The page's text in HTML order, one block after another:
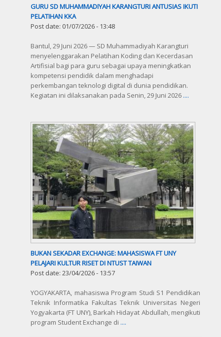
GURU SD MUHAMMADIYAH KARANGTURI ANTUSIAS IKUTI
PELATIHAN KKA
Post date: 01/07/2026 - 13:48
Bantul, 29 Juni 2026 — SD Muhammadiyah Karangturi
menyelenggarakan Pelatihan Koding dan Kecerdasan
Artifisial bagi para guru sebagai upaya meningkatkan
kompetensi pendidik dalam menghadapi
perkembangan teknologi digital di dunia pendidikan.
Kegiatan ini dilaksanakan pada Senin, 29 Juni 2026 ....
BUKAN SEKADAR EXCHANGE: MAHASISWA FT UNY
PELAJARI KULTUR RISET DI NTUST TAIWAN
Post date: 23/04/2026 - 13:57
YOGYAKARTA, mahasiswa Program Studi S1 Pendidikan
Teknik Informatika Fakultas Teknik Universitas Negeri
Yogyakarta (FT UNY), Barkah Hidayat Abdullah, mengikuti
program Student Exchange di ....